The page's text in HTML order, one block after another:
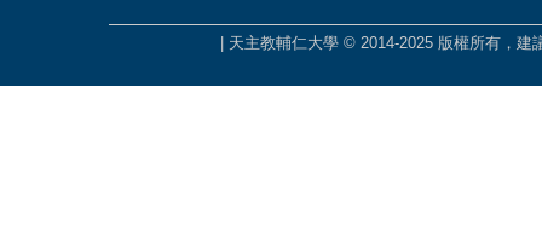
| 天主教輔仁大學 © 2014-2025 版權所有，